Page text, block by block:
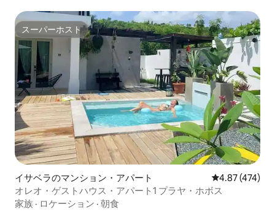
スーパーホスト
スーパーホスト
イサベラのマンション・アパート レビュー474
4.87 (474)
オレオ・ゲストハウス・アパート1 プラヤ・ホボス
家族 · ロケーション · 朝食